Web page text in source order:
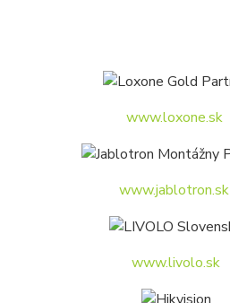
www.loxone.sk
www.jablotron.sk
www.livolo.sk